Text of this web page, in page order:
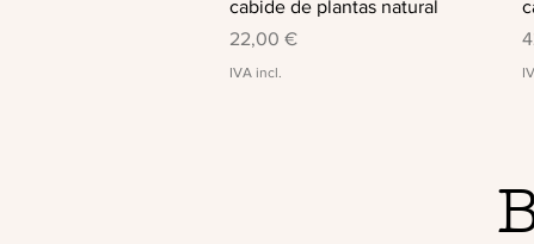
Visualização rápida
cabide de plantas natural
Preço
22,00 €
IVA incl.